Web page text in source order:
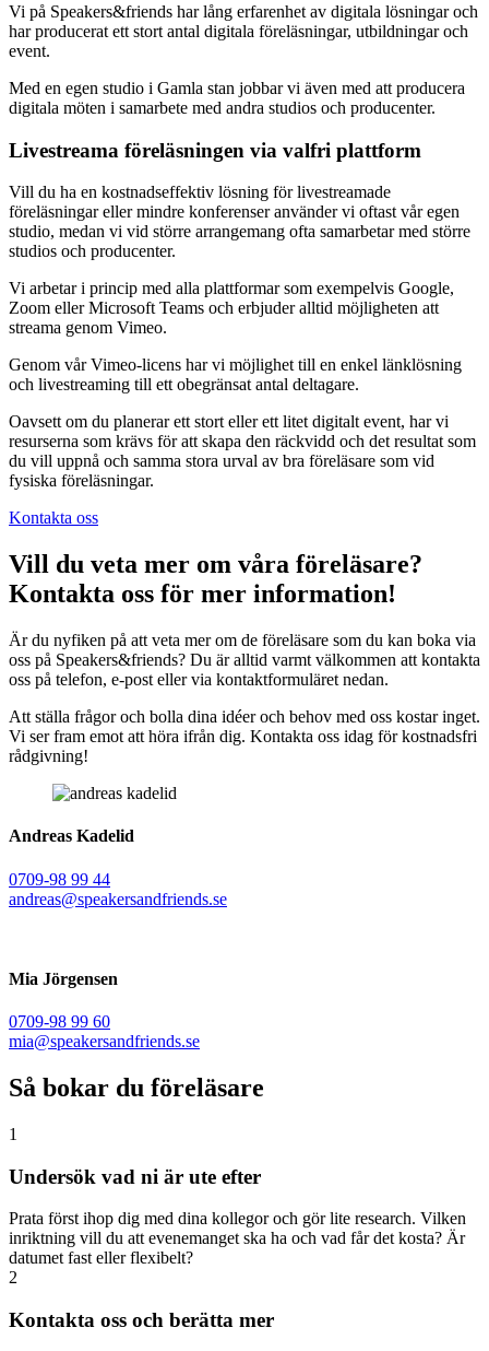
Vi på Speakers&friends har lång erfarenhet av digitala lösningar och
har producerat ett stort antal digitala föreläsningar, utbildningar och
event.
Med en egen studio i Gamla stan jobbar vi även med att producera
digitala möten i samarbete med andra studios och producenter.
Livestreama föreläsningen via valfri plattform
Vill du ha en kostnadseffektiv lösning för livestreamade
föreläsningar eller mindre konferenser använder vi oftast vår egen
studio, medan vi vid större arrangemang ofta samarbetar med större
studios och producenter.
Vi arbetar i princip med alla plattformar som exempelvis Google,
Zoom eller Microsoft Teams och erbjuder alltid möjligheten att
streama genom Vimeo.
Genom vår Vimeo-licens har vi möjlighet till en enkel länklösning
och livestreaming till ett obegränsat antal deltagare.
Oavsett om du planerar ett stort eller ett litet digitalt event, har vi
resurserna som krävs för att skapa den räckvidd och det resultat som
du vill uppnå och samma stora urval av bra föreläsare som vid
fysiska föreläsningar.
Kontakta oss
Vill du veta mer om våra föreläsare?
Kontakta oss för mer information!
Är du nyfiken på att veta mer om de föreläsare som du kan boka via
oss på Speakers&friends? Du är alltid varmt välkommen att kontakta
oss på telefon, e-post eller via kontaktformuläret nedan.
Att ställa frågor och bolla dina idéer och behov med oss kostar inget.
Vi ser fram emot att höra ifrån dig. Kontakta oss idag för kostnadsfri
rådgivning!
Andreas Kadelid ​
0709-98 99 44
andreas@speakersandfriends.se​
Mia Jörgensen
0709-98 99 60
mia@speakersandfriends.se​
Så bokar du föreläsare
1
Undersök vad ni är ute efter
Prata först ihop dig med dina kollegor och gör lite research. Vilken
inriktning vill du att evenemanget ska ha och vad får det kosta? Är
datumet fast eller flexibelt?
2
Kontakta oss och berätta mer